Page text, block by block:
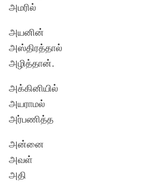
அமரில்
அயனின்
அஸ்திரத்தால்
அழித்தான்.
அக்கினியில்
அயராமல்
அர்பணித்த
அன்னை
அவள்
அதி